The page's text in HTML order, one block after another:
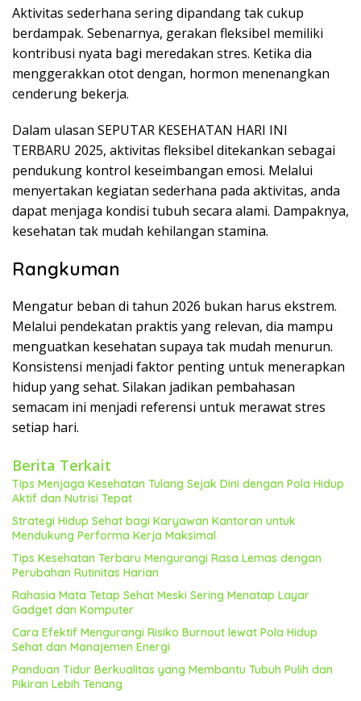
Aktivitas sederhana sering dipandang tak cukup
berdampak. Sebenarnya, gerakan fleksibel memiliki
kontribusi nyata bagi meredakan stres. Ketika dia
menggerakkan otot dengan, hormon menenangkan
cenderung bekerja.
Dalam ulasan SEPUTAR KESEHATAN HARI INI
TERBARU 2025, aktivitas fleksibel ditekankan sebagai
pendukung kontrol keseimbangan emosi. Melalui
menyertakan kegiatan sederhana pada aktivitas, anda
dapat menjaga kondisi tubuh secara alami. Dampaknya,
kesehatan tak mudah kehilangan stamina.
Rangkuman
Mengatur beban di tahun 2026 bukan harus ekstrem.
Melalui pendekatan praktis yang relevan, dia mampu
menguatkan kesehatan supaya tak mudah menurun.
Konsistensi menjadi faktor penting untuk menerapkan
hidup yang sehat. Silakan jadikan pembahasan
semacam ini menjadi referensi untuk merawat stres
setiap hari.
Berita Terkait
Tips Menjaga Kesehatan Tulang Sejak Dini dengan Pola Hidup
Aktif dan Nutrisi Tepat
Strategi Hidup Sehat bagi Karyawan Kantoran untuk
Mendukung Performa Kerja Maksimal
Tips Kesehatan Terbaru Mengurangi Rasa Lemas dengan
Perubahan Rutinitas Harian
Rahasia Mata Tetap Sehat Meski Sering Menatap Layar
Gadget dan Komputer
Cara Efektif Mengurangi Risiko Burnout lewat Pola Hidup
Sehat dan Manajemen Energi
Panduan Tidur Berkualitas yang Membantu Tubuh Pulih dan
Pikiran Lebih Tenang